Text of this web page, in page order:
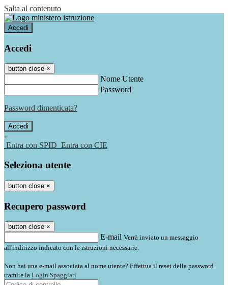
Salta al contenuto
Accedi
Accedi
button close ×
Nome Utente
Password
Password dimenticata?
-
Entra con SPID Entra con CIE
Seleziona utente
button close ×
Recupero password
button close ×
E-mail Verrà inviato un messaggio
all'indirizzo indicato con le istruzioni necessarie.
Non hai una e-mail associata al nome utente? Effettua il reset della password
tramite la Login Spaggiari